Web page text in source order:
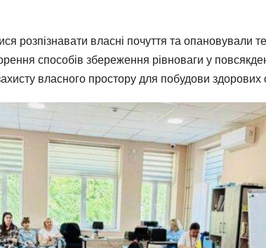
розпізнавати власні почуття та опановували
способів збереження рівноваги у
власного простору для побудови здорових